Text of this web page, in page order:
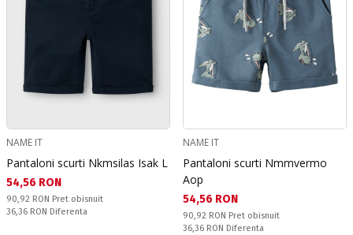
NAME IT
Pantaloni scurti Nkmsilas Isak L
Текуща цена:
54,56 RON
Pret obisnuit:
90,92 RON Pret obisnuit
Спестявате:
36,36 RON Diferenta
NAME IT
Pantaloni scurti Nmmvermo
Aop
Текуща цена:
54,56 RON
Pret obisnuit:
90,92 RON Pret obisnuit
Спестявате:
36,36 RON Diferenta